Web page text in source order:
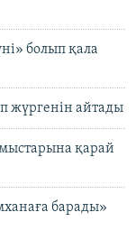
болып қала
жүргенін айтады
қарай
барады»